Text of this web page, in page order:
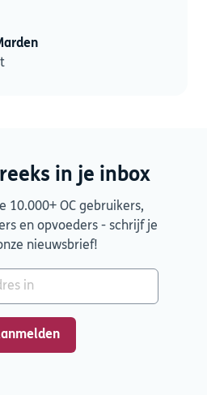
in je inbox
10.000+ OC gebruikers,
en opvoeders - schrijf je
nieuwsbrief!